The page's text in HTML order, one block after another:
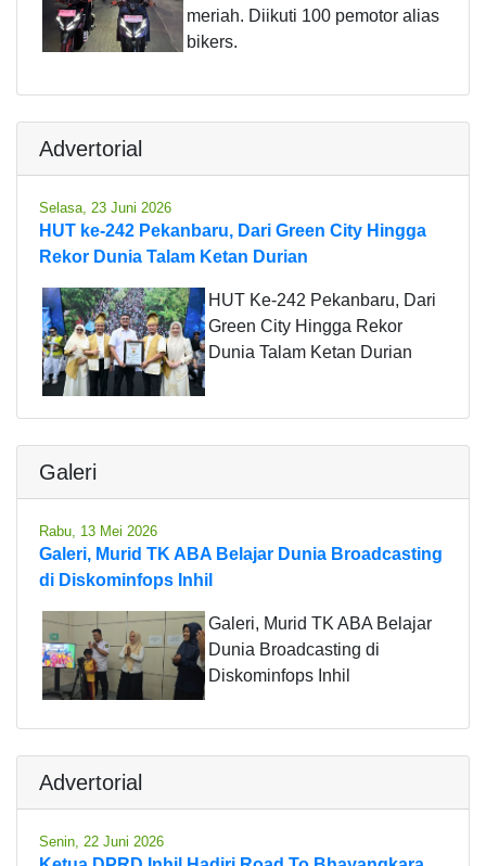
meriah. Diikuti 100 pemotor alias
bikers.
Advertorial
Selasa, 23 Juni 2026
HUT ke-242 Pekanbaru, Dari Green City Hingga
Rekor Dunia Talam Ketan Durian
HUT Ke-242 Pekanbaru, Dari
Green City Hingga Rekor
Dunia Talam Ketan Durian
Galeri
Rabu, 13 Mei 2026
Galeri, Murid TK ABA Belajar Dunia Broadcasting
di Diskominfops Inhil
Galeri, Murid TK ABA Belajar
Dunia Broadcasting di
Diskominfops Inhil
Advertorial
Senin, 22 Juni 2026